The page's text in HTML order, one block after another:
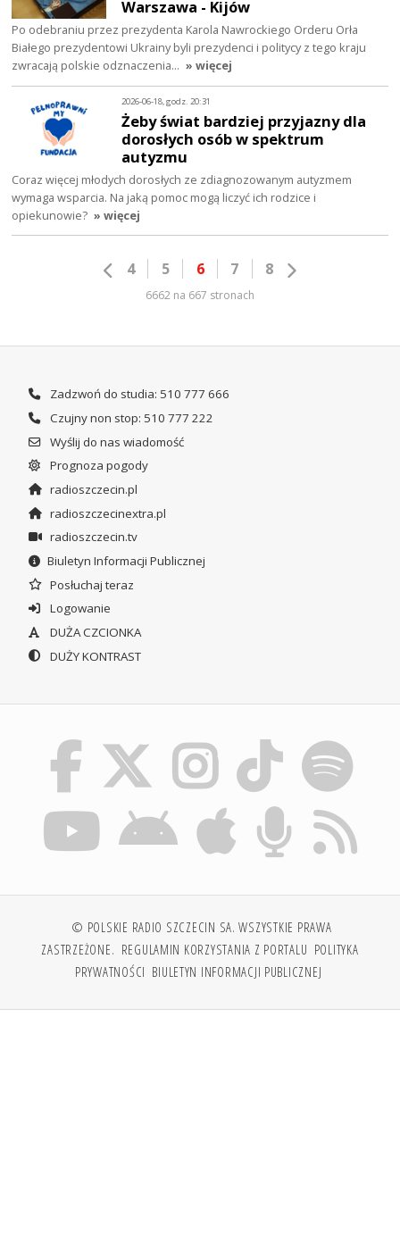
Warszawa - Kijów
Po odebraniu przez prezydenta Karola Nawrockiego Orderu Orła
Białego prezydentowi Ukrainy byli prezydenci i politycy z tego kraju
zwracają polskie odznaczenia… » więcej
2026-06-18, godz. 20:31
Żeby świat bardziej przyjazny dla
dorosłych osób w spektrum
autyzmu
Coraz więcej młodych dorosłych ze zdiagnozowanym autyzmem
wymaga wsparcia. Na jaką pomoc mogą liczyć ich rodzice i
opiekunowie? » więcej
4 5 6 7 8
6662 na 667 stronach
Zadzwoń do studia: 510 777 666
Czujny non stop: 510 777 222
Wyślij do nas wiadomość
Prognoza pogody
radioszczecin.pl
radioszczecinextra.pl
radioszczecin.tv
Biuletyn Informacji Publicznej
Posłuchaj teraz
Logowanie
DUŻA CZCIONKA
DUŻY KONTRAST
© POLSKIE RADIO SZCZECIN SA. WSZYSTKIE PRAWA
ZASTRZEŻONE. REGULAMIN KORZYSTANIA Z PORTALU POLITYKA
PRYWATNOŚCI BIULETYN INFORMACJI PUBLICZNEJ